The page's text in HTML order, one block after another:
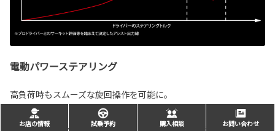
電動パワーステアリング
高負荷時もスムーズな旋回操作を可能に。
お店の情報 試乗予約 購入相談 お問い合わせ